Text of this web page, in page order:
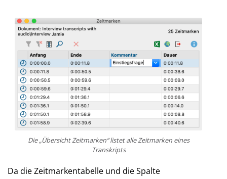
Die „Übersicht Zeitmarken“ listet alle Zeitmarken eines
Transkripts
Da die Zeitmarkentabelle und die Spalte